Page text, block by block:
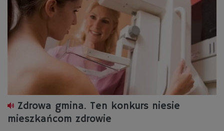
Zdrowa gmina. Ten konkurs niesie
mieszkańcom zdrowie